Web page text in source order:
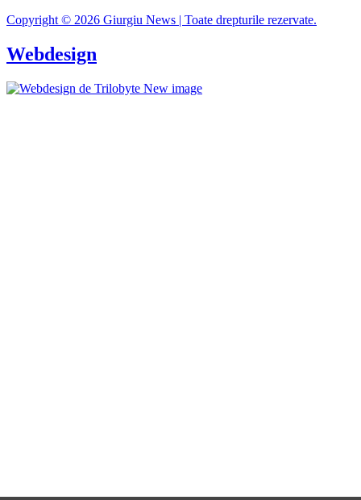
Copyright © 2026 Giurgiu News | Toate drepturile rezervate.
Webdesign